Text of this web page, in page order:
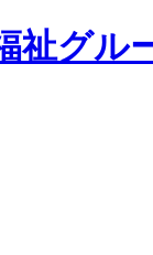
祉グル